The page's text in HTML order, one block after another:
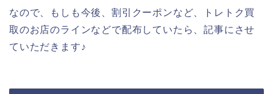
なので、もしも今後、割引クーポンなど、トレトク買
取のお店のラインなどで配布していたら、記事にさせ
ていただきます♪